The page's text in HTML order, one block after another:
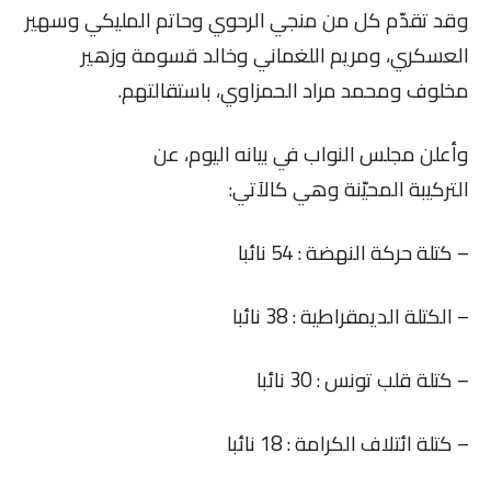
وقد تقدّم كل من منجي الرحوي وحاتم المليكي وسهير
العسكري، ومريم اللغماني وخالد قسومة وزهير
مخلوف ومحمد مراد الحمزاوي، باستقالتهم.
وأعلن مجلس النواب في بيانه اليوم، عن
التركيبة المحيّنة وهي كالآتي:
– كتلة حركة النهضة : 54 نائبا
– الكتلة الديمقراطية : 38 نائبا
– كتلة قلب تونس : 30 نائبا
– كتلة ائتلاف الكرامة : 18 نائبا